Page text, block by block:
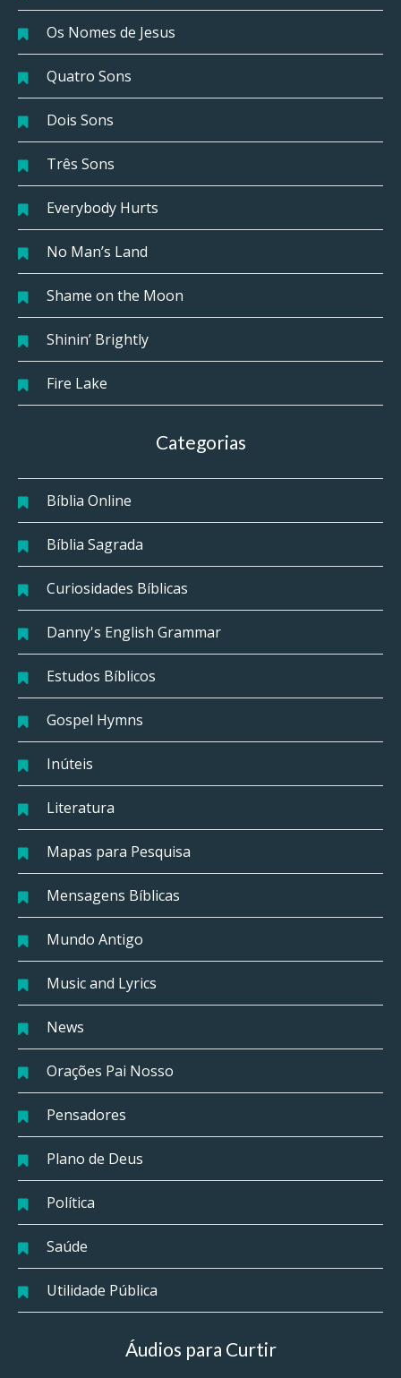
Os Nomes de Jesus
Quatro Sons
Dois Sons
Três Sons
Everybody Hurts
No Man’s Land
Shame on the Moon
Shinin’ Brightly
Fire Lake
Categorias
Bíblia Online
Bíblia Sagrada
Curiosidades Bíblicas
Danny's English Grammar
Estudos Bíblicos
Gospel Hymns
Inúteis
Literatura
Mapas para Pesquisa
Mensagens Bíblicas
Mundo Antigo
Music and Lyrics
News
Orações Pai Nosso
Pensadores
Plano de Deus
Política
Saúde
Utilidade Pública
Áudios para Curtir